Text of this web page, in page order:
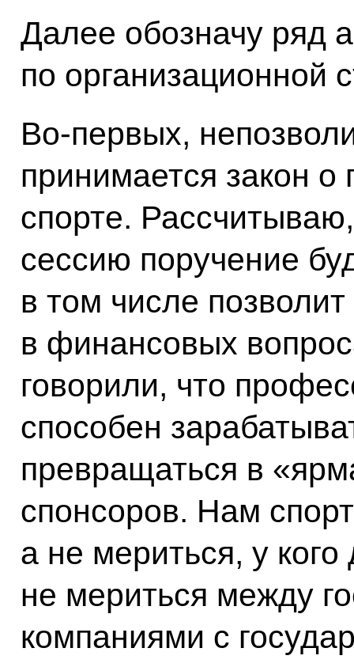
Далее обозначу ряд
по организационной
Во‑первых,
принимается закон
спорте.
сессию поручение
в том числе
в финансовых
говорили, что
способен
превращаться в
спонсоров. Нам
а не мериться, у
не мериться между
компаниями с